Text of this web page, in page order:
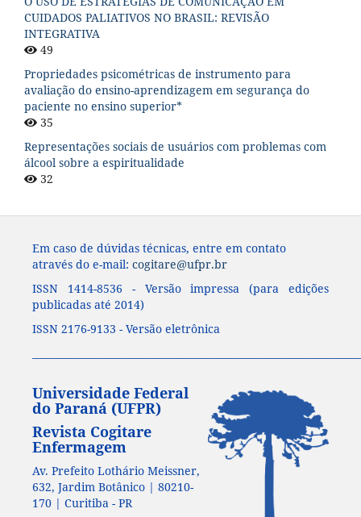
CUIDADOS PALIATIVOS NO BRASIL: REVISÃO
INTEGRATIVA
49
Propriedades psicométricas de instrumento para
avaliação do ensino-aprendizagem em segurança do
paciente no ensino superior*
35
Representações sociais de usuários com problemas com
álcool sobre a espiritualidade
32
Em caso de dúvidas técnicas, entre em contato
através do e-mail: cogitare@ufpr.br
ISSN 1414-8536 - Versão impressa (para edições
publicadas até 2014)
ISSN 2176-9133 - Versão eletrônica
Universidade Federal
do Paraná (UFPR)
Revista Cogitare
Enfermagem
Av. Prefeito Lothário Meissner,
632, Jardim Botânico | 80210-
170 | Curitiba - PR